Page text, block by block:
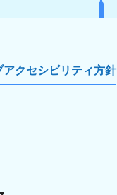
アクセシビリティ方針